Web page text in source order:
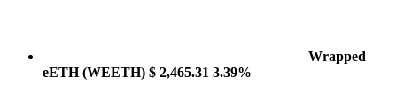
Wrapped
eETH(WEETH) $ 2,465.31 3.39%